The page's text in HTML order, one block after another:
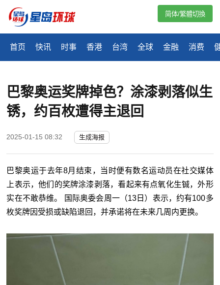
首页 快讯 时事 香港 台湾 全球 金融 消费
简体/繁體切換
巴黎奥运奖牌掉色？涂漆剥落似生
锈，约百枚遭得主退回
2025-01-15 08:32 生成海报
巴黎奥运于去年8月结束，当时便有数名运动员在社交媒体
上表示，他们的奖牌涂漆剥落，看起来有点氧化生铖，外形
实在不敢恭维。 国际奥委会周一（13日）表示，约有100多
枚奖牌因受损或缺陷退回，并承诺将在未来几周内更换。